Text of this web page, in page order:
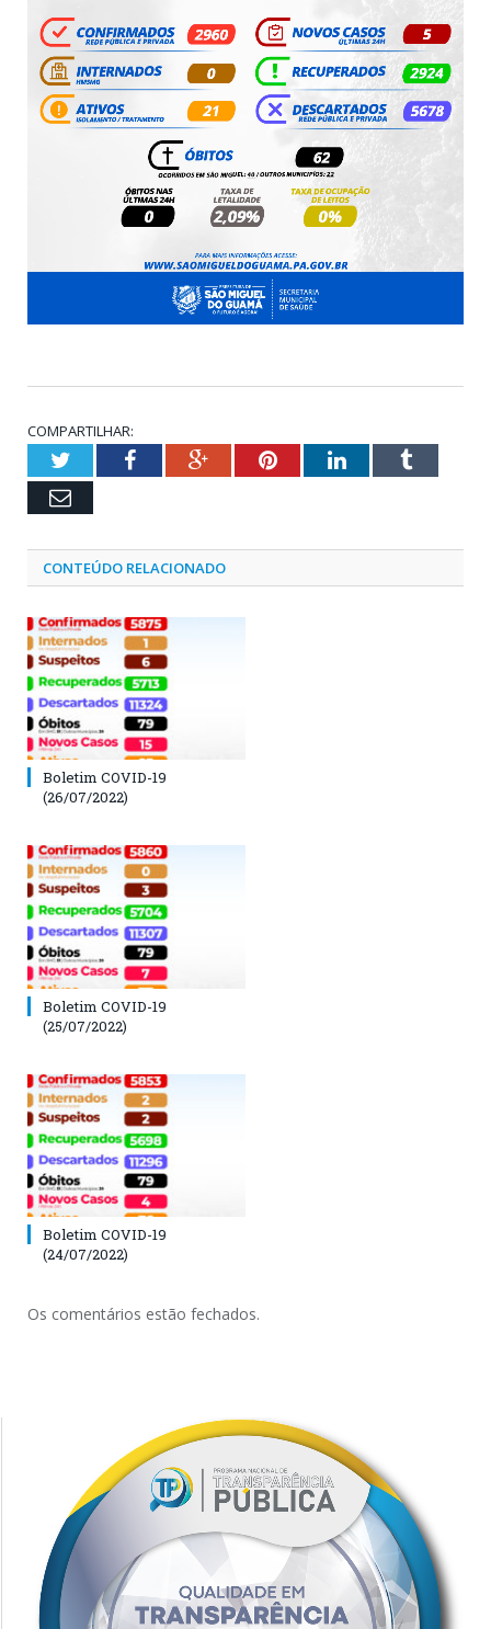
COMPARTILHAR:
TwitterFacebookGoogle+PinterestLinkedInTumblr
Email
CONTEÚDO RELACIONADO
Boletim COVID-19
(26/07/2022)
Boletim COVID-19
(25/07/2022)
Boletim COVID-19
(24/07/2022)
Os comentários estão fechados.